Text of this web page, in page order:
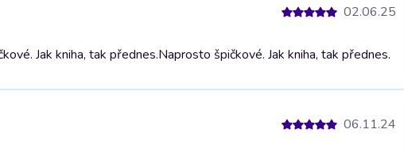
02.06.25
Jak kniha, tak přednes.Naprosto špičkové. Jak kniha, tak přednes.
06.11.24